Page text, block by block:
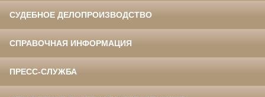
СУДЕБНОЕ ДЕЛОПРОИЗВОДСТВО
СПРАВОЧНАЯ ИНФОРМАЦИЯ
ПРЕСС-СЛУЖБА